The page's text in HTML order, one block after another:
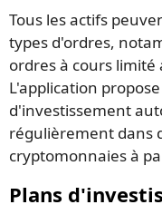
Tous les actifs
types d'ordres,
ordres à cours limité
L'application
d'investissement
régulièrement dans
cryptomonnaies à
Plans